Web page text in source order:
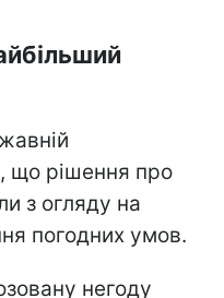
що рішення про
з огляду на
погодних умов.
негоду